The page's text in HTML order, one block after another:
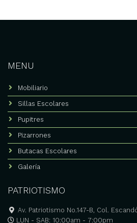
Las
producto
MENU
Mobiliario
Sillas Escolares
Pupitres
Pizarrones
Butacas Escolares
Galería
PATRIOTISMO
Av. Patriotismo No.147-B, Col.
LUN - SAB: 10:00am - 7:00pm